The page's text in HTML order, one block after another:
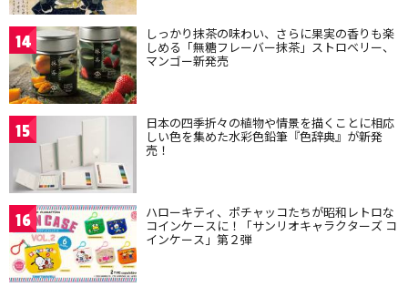
14 しっかり抹茶の味わい、さらに果実の香りも楽
しめる「無糖フレーバー抹茶」ストロベリー、
マンゴー新発売
15 日本の四季折々の植物や情景を描くことに相応
しい色を集めた水彩色鉛筆『色辞典』が新発
売！
16 ハローキティ、ポチャッコたちが昭和レトロな
コインケースに！「サンリオキャラクターズ コ
インケース」第２弾